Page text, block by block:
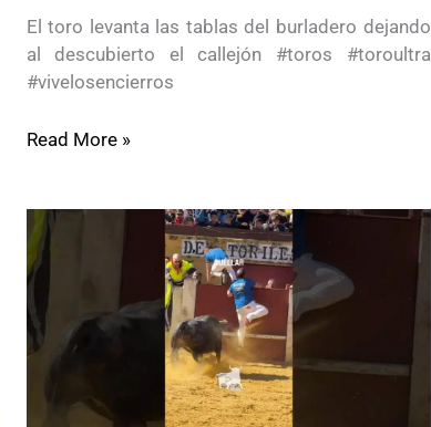
El toro levanta las tablas del burladero dejando
al descubierto el callejón #toros #toroultra
#vivelosencierros
Read More »